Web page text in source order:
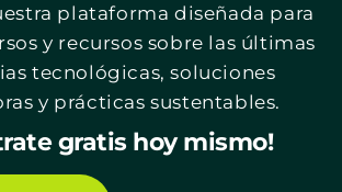
plataforma diseñada para
y recursos sobre las últimas
tecnológicas, soluciones
y prácticas sustentables.
gratis hoy mismo!